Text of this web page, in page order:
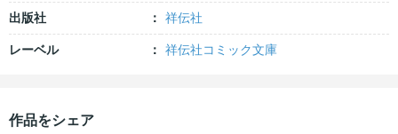
出版社 祥伝社
レーベル 祥伝社コミック文庫
作品をシェア